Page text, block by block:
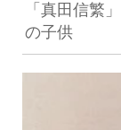
「真田信繁
の子供